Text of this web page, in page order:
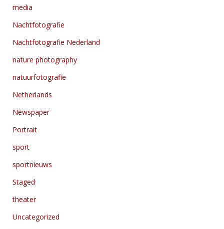
media
Nachtfotografie
Nachtfotografie Nederland
nature photography
natuurfotografie
Netherlands
Newspaper
Portrait
sport
sportnieuws
Staged
theater
Uncategorized